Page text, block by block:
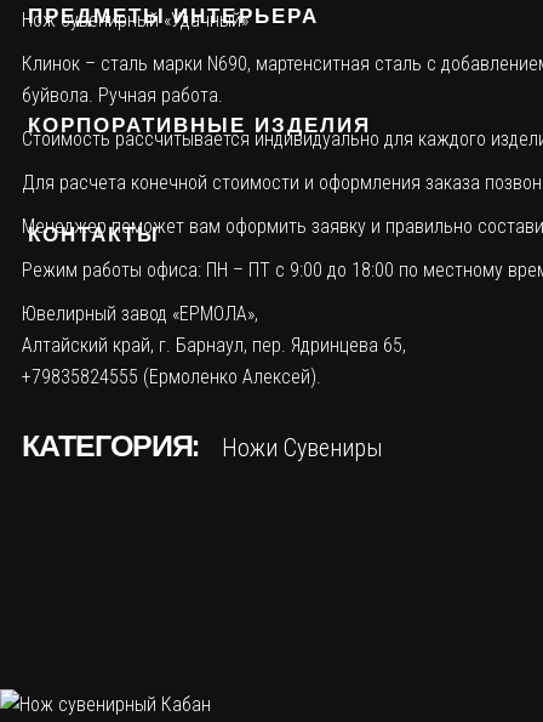
ПРЕДМЕТЫ ИНТЕРЬЕРА
КОРПОРАТИВНЫЕ ИЗДЕЛИЯ
КОНТАКТЫ
Нож сувенирный «Удачный»
Клинок – сталь марки N690, мартенситная сталь с
буйвола. Ручная работа.
Стоимость рассчитывается индивидуально для каждого
Для расчета конечной стоимости и оформления заказа
Менеджер поможет вам оформить заявку и правильно
Режим работы офиса: ПН – ПТ с 9:00 до 18:00 по местному
Ювелирный завод «ЕРМОЛА»,
Алтайский край, г. Барнаул, пер. Ядринцева 65,
+79835824555 (Ермоленко Алексей).
КАТЕГОРИЯ: Ножи Сувениры